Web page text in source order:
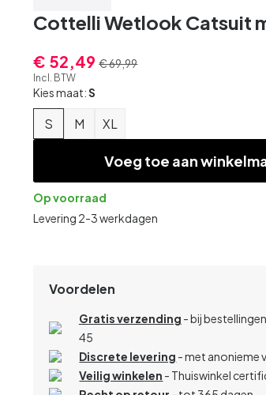
Cottelli Wetlook Catsuit
€ 52,49 € 69,99
Incl. BTW
Kies maat:S
S M XL
Voeg toe aan
Op voorraad
Levering 2-3 werkdagen
Voordelen
Gratis verzending - bij
45
Discrete levering - met anonieme
Veilig winkelen - Thuiswinkel